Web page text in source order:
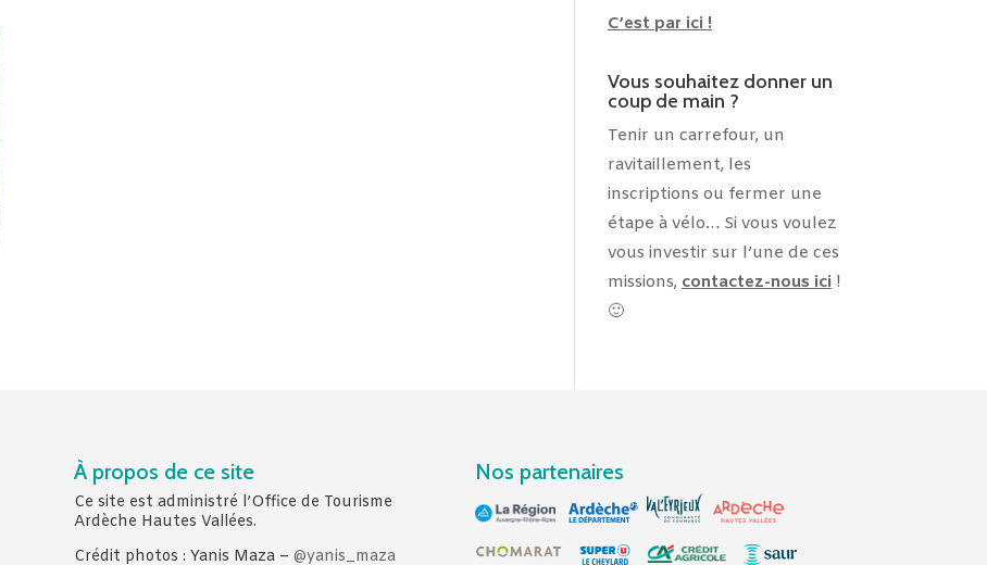
C’est par ici !
Vous souhaitez donner un
coup de main ?
Tenir un carrefour, un
ravitaillement, les
inscriptions ou fermer une
étape à vélo… Si vous voulez
vous investir sur l’une de ces
missions, contactez-nous ici!
🙂
À propos de ce site
Ce site est administré l’Office de Tourisme
Ardèche Hautes Vallées.
Crédit photos : Yanis Maza – @yanis_maza
Nos partenaires